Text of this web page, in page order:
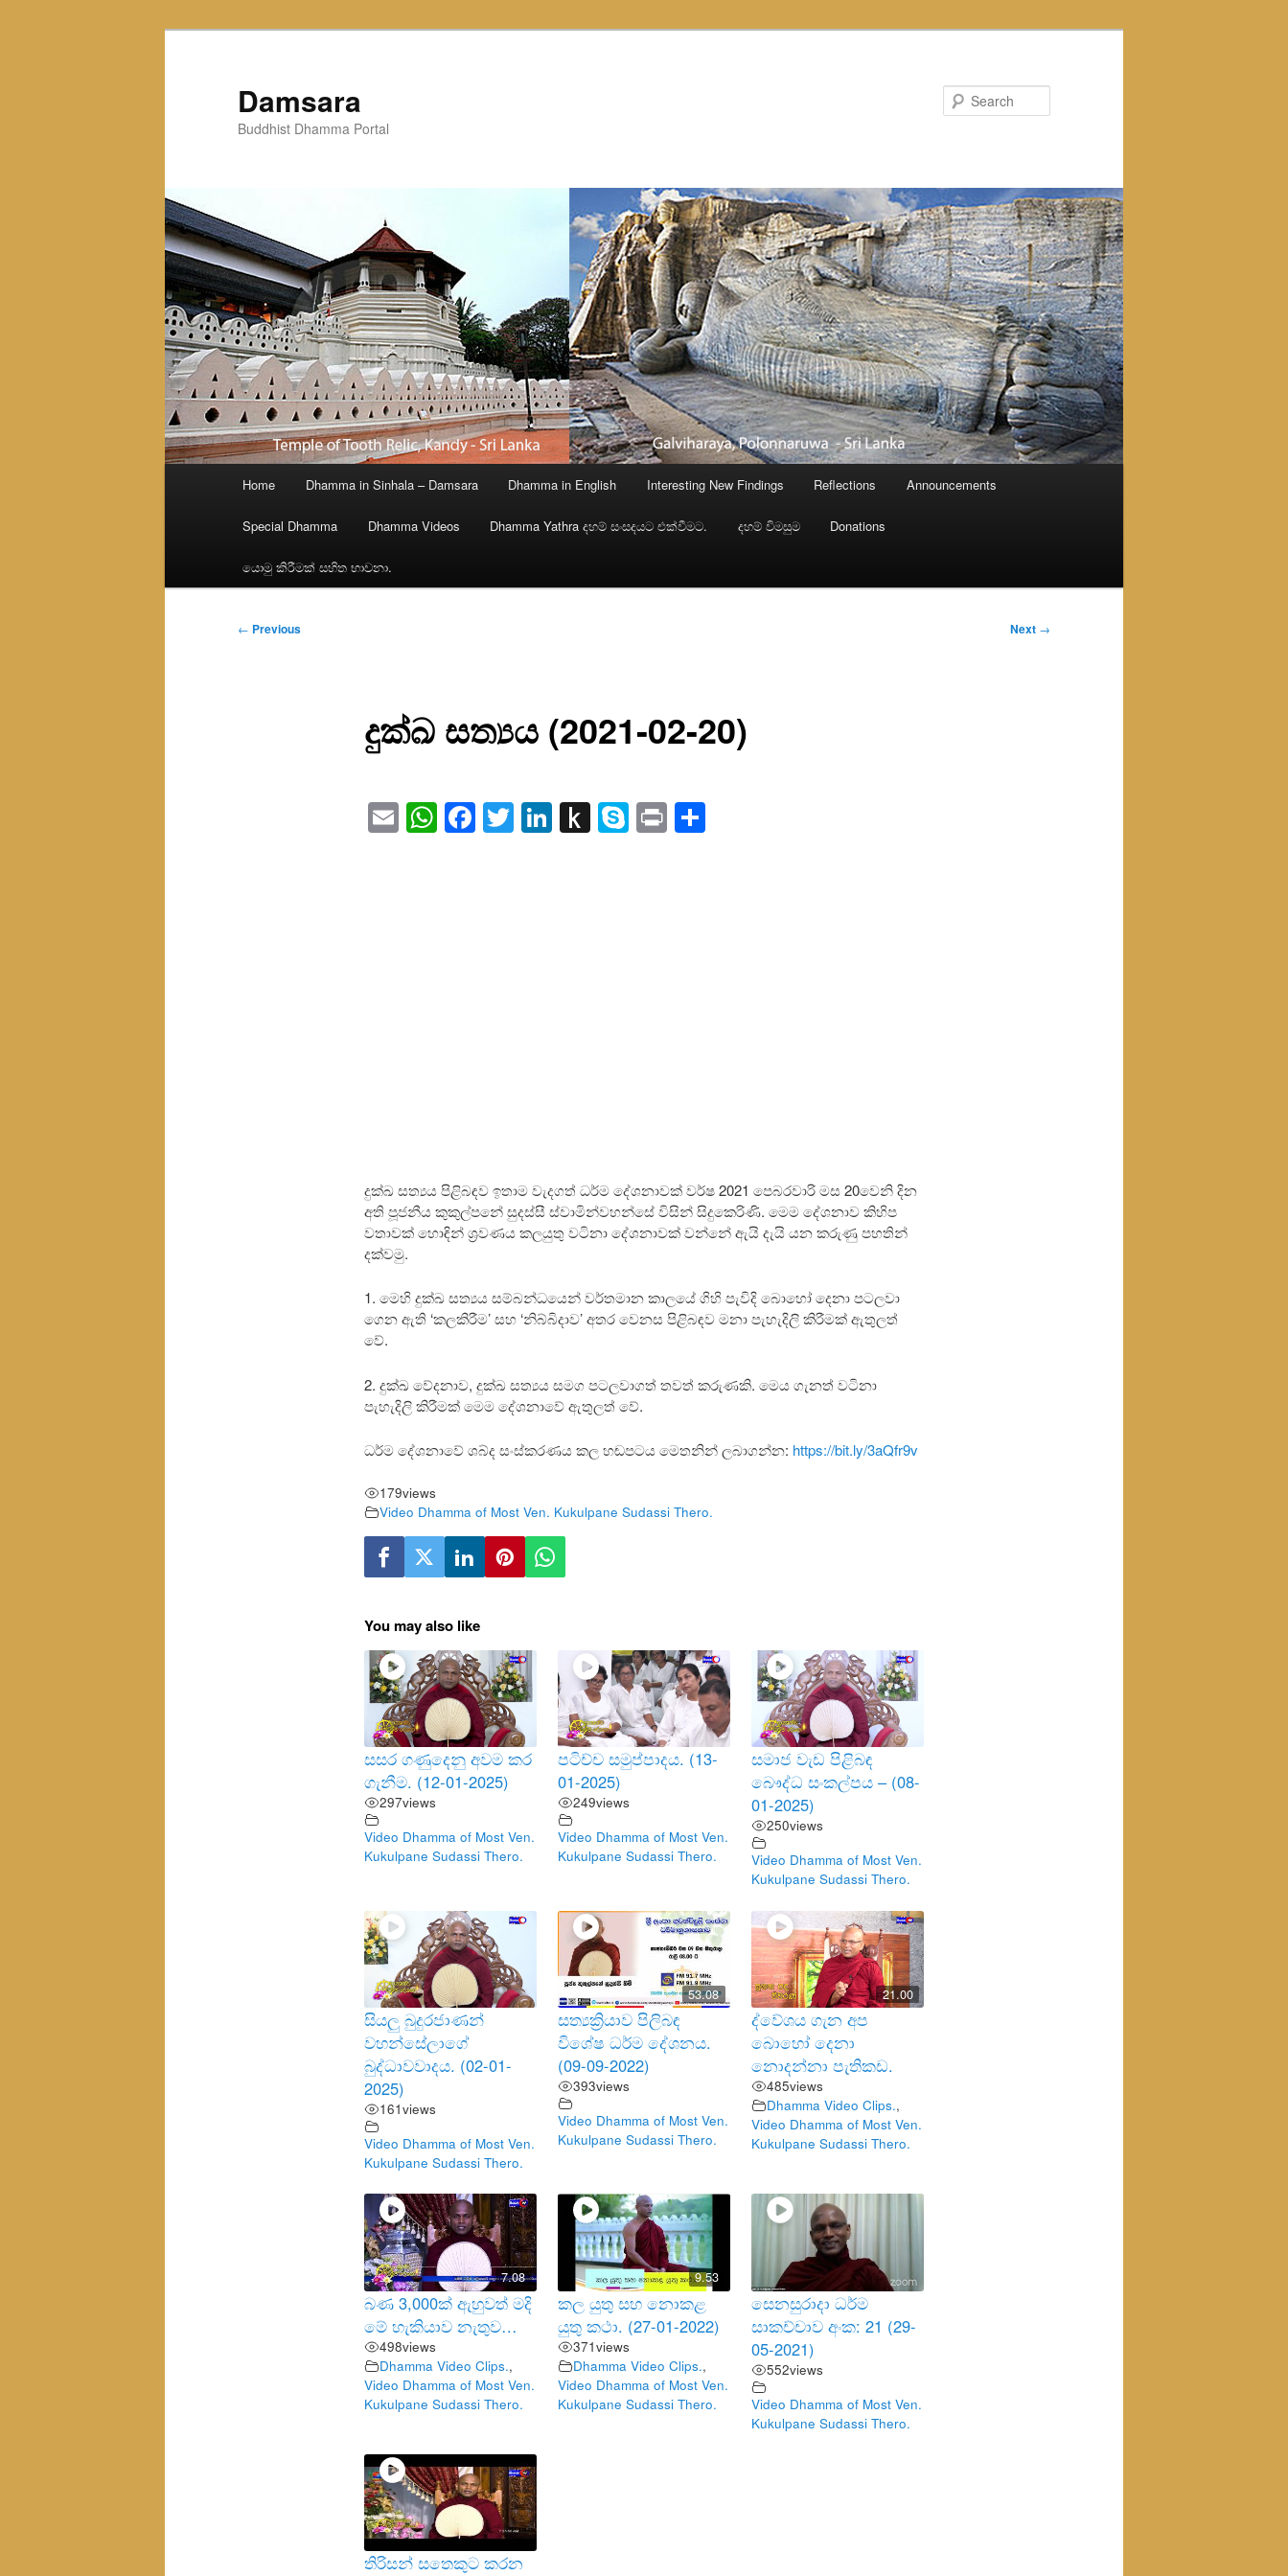
Damsara
Buddhist Dhamma Portal
Home Dhamma in Sinhala – Damsara Dhamma in English Interesting New Findings Reflections Announcements
Special Dhamma Dhamma Videos Dhamma Yathra දහම් සංසදයට එක්වීමට. දහම් විමසුම Donations
යොමු කිරීමක් සහිත භාවනා.
Post
← Previous Next →
දුක්ඛ සත්‍යය (2021-02-20)
EmailWhatsApp
Facebook
Twitter
LinkedIn
PushSkype
PrintShare
දුක්ඛ සත්‍යය පිළිබඳව ඉතාම වැදගත් ධර්ම දේශනාවක් වර්ෂ 2021 පෙබරවාරි මස 20වෙනි දින
අති පූජනීය කුකුල්පනේ සුදස්සී ස්වාමින්වහන්සේ විසින් සිදුකෙරිණි. මෙම දේශනාව කිහිප
වතාවක් හොඳින් ශ්‍රවණය කලයුතු වටිනා දේශනාවක් වන්නේ ඇයි දැයි යන කරුණු පහතින්
දක්වමු.
1. මෙහි දුක්ඛ සත්‍යය සම්බන්ධයෙන් වර්තමාන කාලයේ ගිහි පැවිදි බොහෝ දෙනා පටලවා
ගෙන ඇති ‘කලකිරීම’ සහ ‘නිබ්බිදාව’ අතර වෙනස පිළිබඳව මනා පැහැදිලි කිරීමක් ඇතුලත්
වේ.
2. දුක්ඛ වේදනාව, දුක්ඛ සත්‍යය සමග පටලවාගත් තවත් කරුණකි. මෙය ගැනත් වටිනා
පැහැදිලි කිරීමක් මෙම දේශනාවේ ඇතුලත් වේ.
ධර්ම දේශනාවේ ශබ්ද සංස්කරණය කල හඬපටය මෙතනින් ලබාගන්න: https://bit.ly/3aQfr9v
179views
Video Dhamma of Most Ven. Kukulpane Sudassi Thero.
You may also like
සසර ගණුදෙනු අවම කර
ගැනීම. (12-01-2025)
297views
Video Dhamma of Most Ven.
Kukulpane Sudassi Thero.
පටිච්ච සමුප්පාදය. (13-
01-2025)
249views
Video Dhamma of Most Ven.
Kukulpane Sudassi Thero.
සමාජ වැඩ පිළිබඳ
බෞද්ධ සංකල්පය – (08-
01-2025)
250views
Video Dhamma of Most Ven.
Kukulpane Sudassi Thero.
සියලු බුදුරජාණන්
වහන්සේලාගේ
බුද්ධාවවාදය. (02-01-
2025)
161views
Video Dhamma of Most Ven.
Kukulpane Sudassi Thero.
53.08
සත්‍යක්‍රියාව පිලිබඳ
විශේෂ ධර්ම දේශනය.
(09-09-2022)
393views
Video Dhamma of Most Ven.
Kukulpane Sudassi Thero.
21.00
ද්වේශය ගැන අප
බොහෝ දෙනා
නොදන්නා පැතිකඩ.
485views
Dhamma Video Clips.,
Video Dhamma of Most Ven.
Kukulpane Sudassi Thero.
7.08
බණ 3,000ක් ඇහුවත් මදි
මේ හැකියාව නැතුව…
498views
Dhamma Video Clips.,
Video Dhamma of Most Ven.
Kukulpane Sudassi Thero.
9.53
කල යුතු සහ නොකළ
යුතු කථා. (27-01-2022)
371views
Dhamma Video Clips.,
Video Dhamma of Most Ven.
Kukulpane Sudassi Thero.
සෙනසුරාදා ධර්ම
සාකච්චාව අංක: 21 (29-
05-2021)
552views
Video Dhamma of Most Ven.
Kukulpane Sudassi Thero.
තිරිසන් සතෙකුට කරන